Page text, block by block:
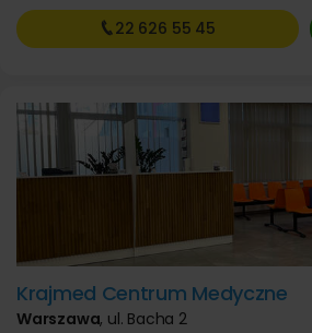
22 626 55 45
Krajmed Centrum Medyczne
Warszawa, ul. Bacha 2